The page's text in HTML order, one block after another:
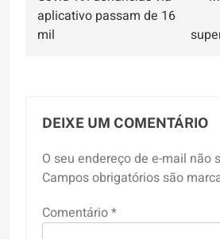
de
Post
aplicativo passam de 16
mil
DEIXE UM COMENTÁRIO
O seu endereço de e-mail não
Campos obrigatórios são
Comentário*